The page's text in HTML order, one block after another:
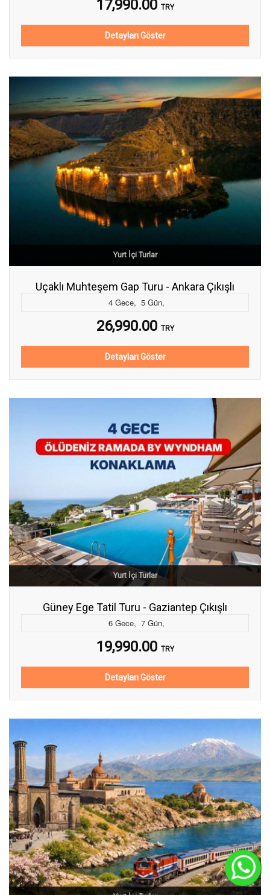
17,990.00 TRY
Detayları Göster
Yurt İçi Turlar
Uçaklı Muhteşem Gap Turu - Ankara Çıkışlı
4 Gece, 5 Gün,
26,990.00 TRY
Detayları Göster
Yurt İçi Turlar
Güney Ege Tatil Turu - Gaziantep Çıkışlı
6 Gece, 7 Gün,
19,990.00 TRY
Detayları Göster
C